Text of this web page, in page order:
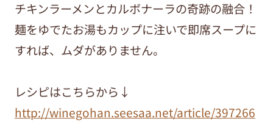
チキンラーメンとカルボナーラの奇跡の融合！
麺をゆでたお湯もカップに注いで即席スープに
すれば、ムダがありません。
レシピはこちらから↓
http://winegohan.seesaa.net/article/397266